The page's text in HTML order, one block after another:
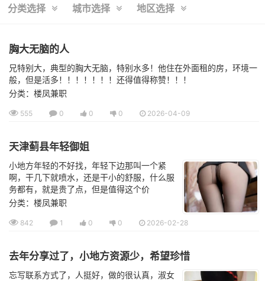
分类选择 城市选择 地区选择
胸大无脑的人
兄特别大，典型的胸大无脑，特别水多！他住在外面租的房，环境一
般，但是活多！！！！！！！还得值得称赞！！！
分类：楼凤兼职
555 0 0 0 2026-04-09
天津蓟县年轻御姐
小地方年轻的不好找，年轻下边那叫一个紧
啊，干几下就喷水，还是干小的舒服，什么服
务都有，就是贵了点，但是值得这个价
分类：楼凤兼职
842 1 0 0 2026-02-28
去年分享过了，小地方资源少，希望珍惜
忘写联系方式了，人挺好，做的很认真，淑女